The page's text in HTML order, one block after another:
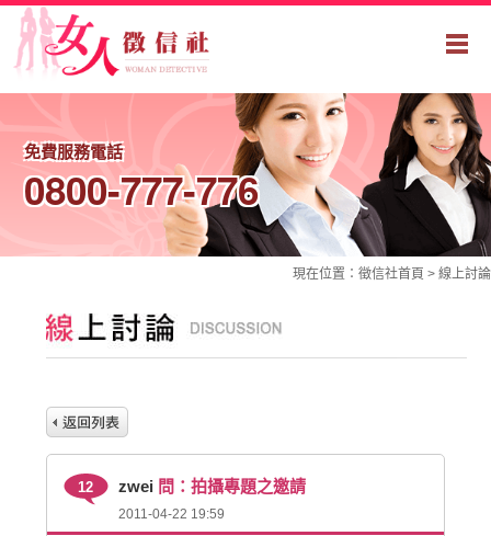
免費服務電話
0800-777-776
現在位置： 徵信社首頁 > 線上討論
12 zwei 問：拍攝專題之邀請
2011-04-22 19:59